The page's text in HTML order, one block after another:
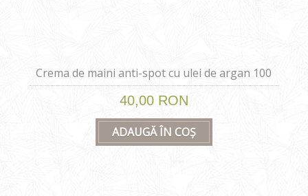
ADAUGĂ ÎN COȘ
Crema de maini anti-spot cu ulei de argan 100
ml
40,00 RON